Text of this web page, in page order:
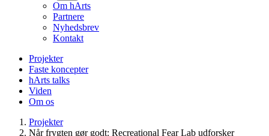
Om hArts
Partnere
Nyhedsbrev
Kontakt
Projekter
Faste koncepter
hArts talks
Viden
Om os
Projekter
Når frygten gør godt: Recreational Fear Lab udforsker